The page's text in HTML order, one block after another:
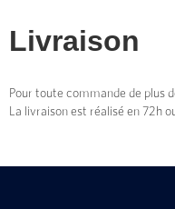
Livraison
Pour toute commande de plus
La livraison est réalisé en 72h